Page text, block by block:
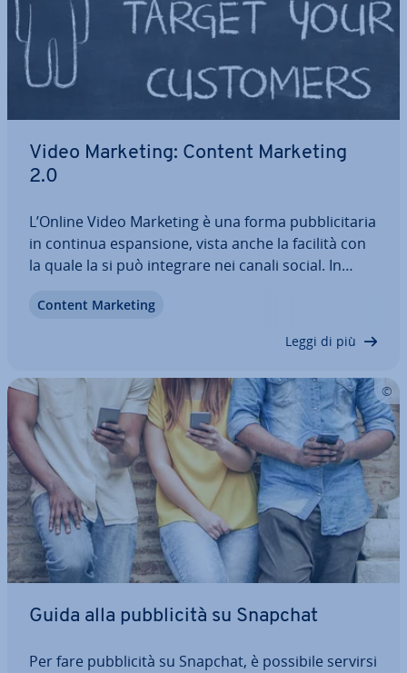
Video Marketing: Content Marketing
2.0
L’Online Video Marketing è una forma pub­bli­ci­ta­ria
in continua espan­sio­ne, vista anche la facilità con
la quale la si può integrare nei canali social. In
spet­ta­re per ar­ric­chi­re le vostre campagne con il
Content Marketing
Leggi di più
Guida alla pub­bli­ci­tà su Snapchat
Per fare pub­bli­ci­tà su Snapchat, è possibile servirsi